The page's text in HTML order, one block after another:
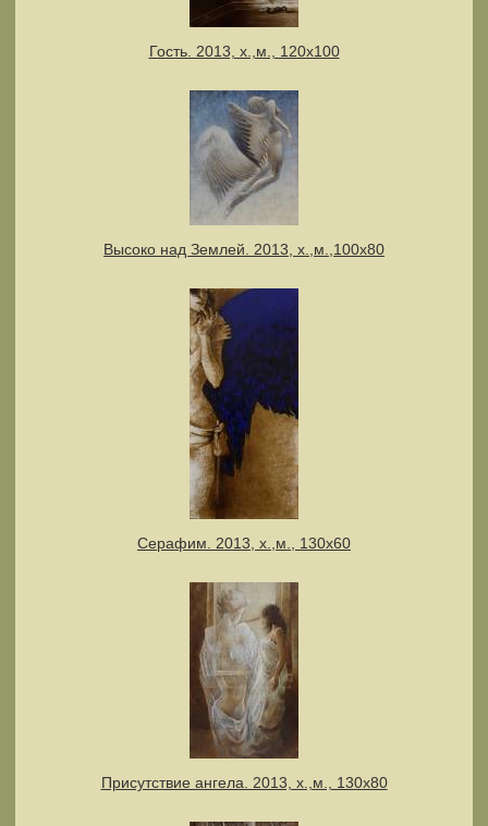
Гость. 2013, х.,м., 120х100
Высоко над Землей. 2013, х.,м.,100х80
Серафим. 2013, х.,м., 130х60
Присутствие ангела. 2013, х.,м., 130х80